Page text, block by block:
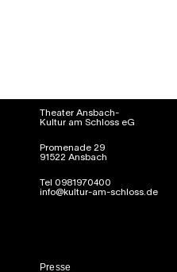
Theater Ansbach-
Kultur am Schloss eG
Promenade 29
91522 Ansbach
Tel 0981970400
info@kultur-am-schloss.de
Presse